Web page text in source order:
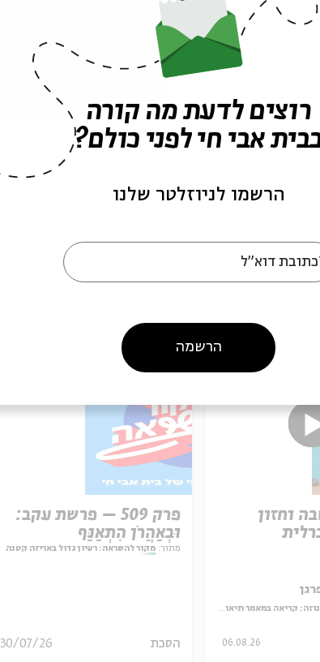
בהשפעת פסקול הילדות הישראלית
– תופים
פרק 509 – פרשת עקב:
וּבְאַהֲרֹן הִתְאַנַּף
מתוך: מקור להשראה: רעיון גדול באריזה קטנה
הסכת 30/07/26
וחזון
קריאה במאמר תיאולוגי־מדיני
06.08.26
רוצים לדעת מה קורה
אבי חי לפני כולם?
הרשמו לניוזלטר שלנו
דוא"ל
הרשמה